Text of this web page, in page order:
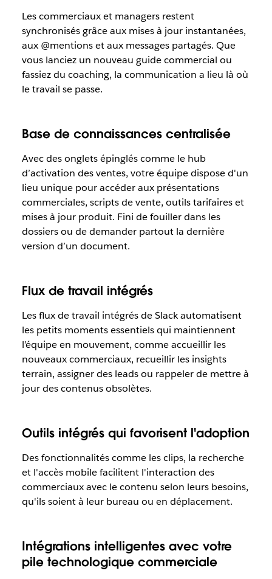
Les commerciaux et managers restent
synchronisés grâce aux mises à jour instantanées,
aux @mentions et aux messages partagés. Que
vous lanciez un nouveau guide commercial ou
fassiez du coaching, la communication a lieu là où
le travail se passe.
Base de connaissances centralisée
Avec des onglets épinglés comme le hub
d’activation des ventes, votre équipe dispose d'un
lieu unique pour accéder aux présentations
commerciales, scripts de vente, outils tarifaires et
mises à jour produit. Fini de fouiller dans les
dossiers ou de demander partout la dernière
version d’un document.
Flux de travail intégrés
Les flux de travail intégrés de Slack automatisent
les petits moments essentiels qui maintiennent
l’équipe en mouvement, comme accueillir les
nouveaux commerciaux, recueillir les insights
terrain, assigner des leads ou rappeler de mettre à
jour des contenus obsolètes.
Outils intégrés qui favorisent l'adoption
Des fonctionnalités comme les clips, la recherche
et l'accès mobile facilitent l'interaction des
commerciaux avec le contenu selon leurs besoins,
qu'ils soient à leur bureau ou en déplacement.
Intégrations intelligentes avec votre
pile technologique commerciale